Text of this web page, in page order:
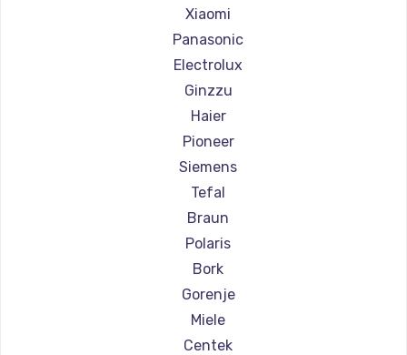
Ремонт парогенераторов Chayka
Ремонт парогенераторов Beko
Ремонт парогенераторов Vivitek
Ремонт парогенераторов RED solution
Xiaomi
Panasonic
Electrolux
Ginzzu
Haier
Pioneer
Siemens
Tefal
Braun
Polaris
Bork
Gorenje
Miele
Centek